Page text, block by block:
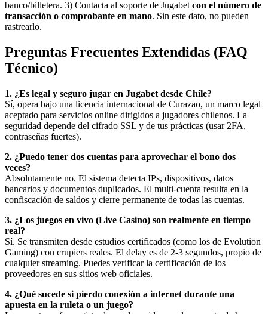
banco/billetera. 3) Contacta al soporte de Jugabet con el número de
transacción o comprobante en mano. Sin este dato, no pueden
rastrearlo.
Preguntas Frecuentes Extendidas (FAQ
Técnico)
1. ¿Es legal y seguro jugar en Jugabet desde Chile?
Sí, opera bajo una licencia internacional de Curazao, un marco legal
aceptado para servicios online dirigidos a jugadores chilenos. La
seguridad depende del cifrado SSL y de tus prácticas (usar 2FA,
contraseñas fuertes).
2. ¿Puedo tener dos cuentas para aprovechar el bono dos
veces?
Absolutamente no. El sistema detecta IPs, dispositivos, datos
bancarios y documentos duplicados. El multi-cuenta resulta en la
confiscación de saldos y cierre permanente de todas las cuentas.
3. ¿Los juegos en vivo (Live Casino) son realmente en tiempo
real?
Sí. Se transmiten desde estudios certificados (como los de Evolution
Gaming) con crupiers reales. El delay es de 2-3 segundos, propio de
cualquier streaming. Puedes verificar la certificación de los
proveedores en sus sitios web oficiales.
4. ¿Qué sucede si pierdo conexión a internet durante una
apuesta en la ruleta o un juego?